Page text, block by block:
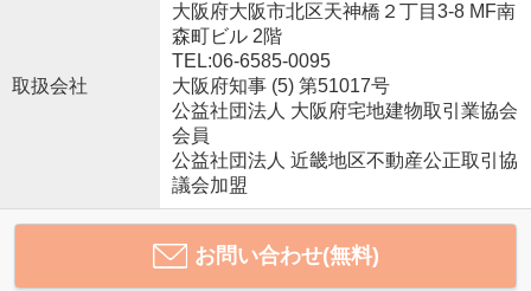
取扱会社
大阪府大阪市北区天神橋２丁目3-8 MF南
森町ビル 2階
TEL:06-6585-0095
大阪府知事 (5) 第51017号
公益社団法人 大阪府宅地建物取引業協会
会員
公益社団法人 近畿地区不動産公正取引協
議会加盟
お問い合わせ(無料)